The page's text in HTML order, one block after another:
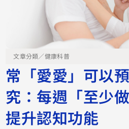
文章分類／健康科普
常「愛愛」可以
究：每週「至少
提升認知功能